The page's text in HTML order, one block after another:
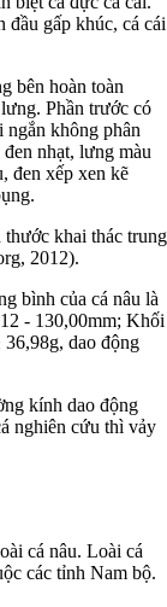
đầu gấp khúc, cá cái
bên hoàn toàn
Phần trước có
ngắn không phân
nhạt, lưng màu
đen xếp xen kẽ
khai thác trung
2012).
bình của cá nâu là
- 130,00mm; Khối
dao động
kính dao động
nghiên cứu thì vảy
cá nâu. Loài cá
các tỉnh Nam bộ.